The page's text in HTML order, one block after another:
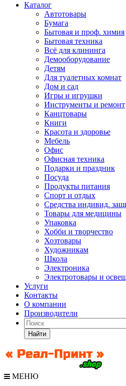
Каталог
Автотовары
Бумага
Бытовая и проф. химия
Бытовая техника
Всё для клининга
Демооборудование
Детям
Для туалетных комнат
Дом и сад
Игры и игрушки
Инструменты и ремонт
Канцтовары
Книги
Красота и здоровье
Мебель
Офис
Офисная техника
Подарки и праздник
Посуда
Продукты питания
Спорт и отдых
Средства индивид.
Товары для медицины
Упаковка
Хобби и творчество
Хозтовары
Художникам
Школа
Электроника
Электротовары и
Услуги
Контакты
О компании
Производители
Найти
МЕНЮ